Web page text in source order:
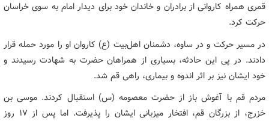
قمری همراه کاروانی از برادران و خاندان خود برای دیدار امام به سوی خراسان
حرکت کرد.
در مسیر حرکت و در ساوه، دشمنان اهل‌بیت (ع) کاروان او را مورد حمله قرار
دادند. در پی این حادثه، بسیاری از همراهان حضرت به شهادت رسیدند و
خود ایشان نیز بر اثر اندوه و بیماری، راهی قم شد.
مردم قم با آغوش باز از حضرت معصومه (س) استقبال کردند. موسی بن
خزرج، از بزرگان قم، افتخار میزبانی ایشان را پذیرفت. اما پس از ۱۷ روز